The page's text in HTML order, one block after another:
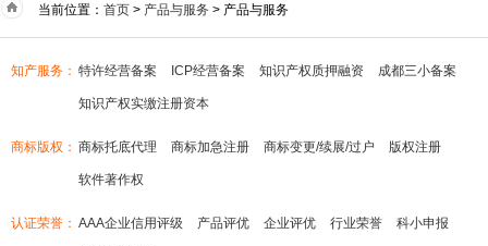
当前位置： 首页 > 产品与服务 > 产品与服务
知产服务： 特许经营备案 ICP经营备案 知识产权质押融资 成都三小备案
知识产权实缴注册资本
商标版权： 商标托底代理 商标加急注册 商标变更/续展/过户 版权注册
软件著作权
认证荣誉： AAA企业信用评级 产品评优 企业评优 行业荣誉 科小申报